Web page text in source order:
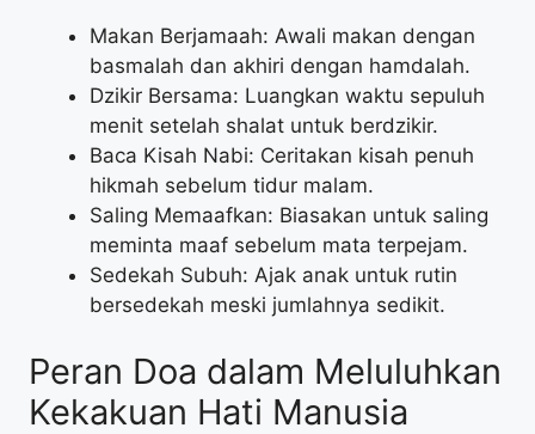
Makan Berjamaah: Awali makan dengan
basmalah dan akhiri dengan hamdalah.
Dzikir Bersama: Luangkan waktu sepuluh
menit setelah shalat untuk berdzikir.
Baca Kisah Nabi: Ceritakan kisah penuh
hikmah sebelum tidur malam.
Saling Memaafkan: Biasakan untuk saling
meminta maaf sebelum mata terpejam.
Sedekah Subuh: Ajak anak untuk rutin
bersedekah meski jumlahnya sedikit.
Peran Doa dalam Meluluhkan
Kekakuan Hati Manusia